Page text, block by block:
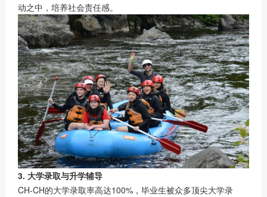
动之中，培养社会责任感。
3. 大学录取与升学辅导
CH-CH的大学录取率高达100%，毕业生被众多顶尖大学录